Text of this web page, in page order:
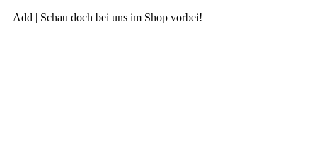
Add | Schau doch bei uns im Shop vorbei!